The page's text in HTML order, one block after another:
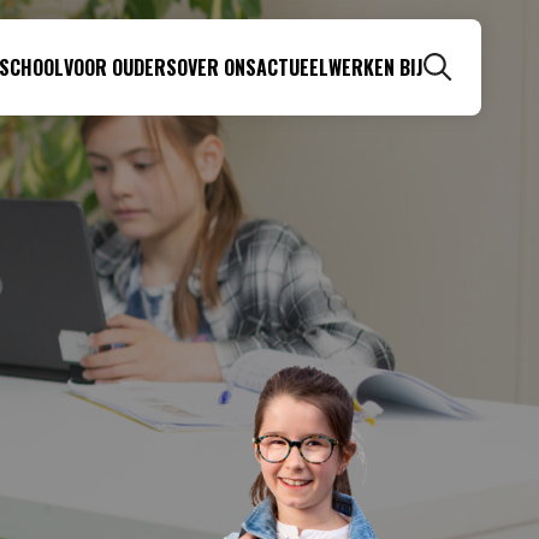
VOOR OUDERSOVER ONSACTUEELWERKEN BIJ
Zoeken